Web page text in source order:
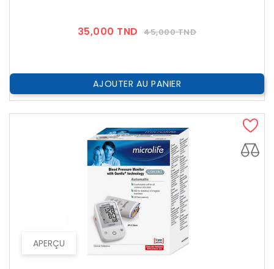
35,000 TND Prix
45,000 TNDPrix
AJOUTER AU PANIER
APERÇU